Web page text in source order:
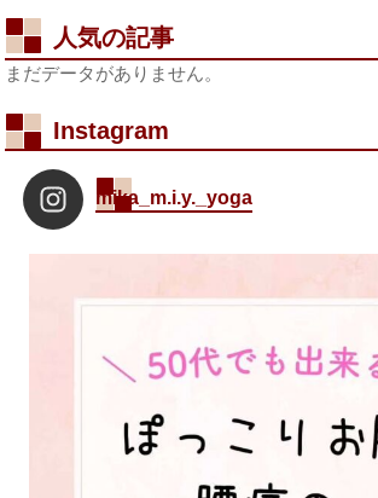
人気の記事
まだデータがありません。
Instagram
mika_m.i.y._yoga